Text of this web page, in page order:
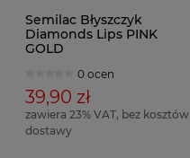
Semilac Błyszczyk
Diamonds Lips PINK
GOLD
0 ocen
39,90 zł
zawiera 23% VAT, bez kosztów
dostawy